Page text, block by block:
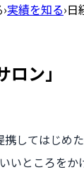
›実績を知る›日
ン」
してはじめ
いところを